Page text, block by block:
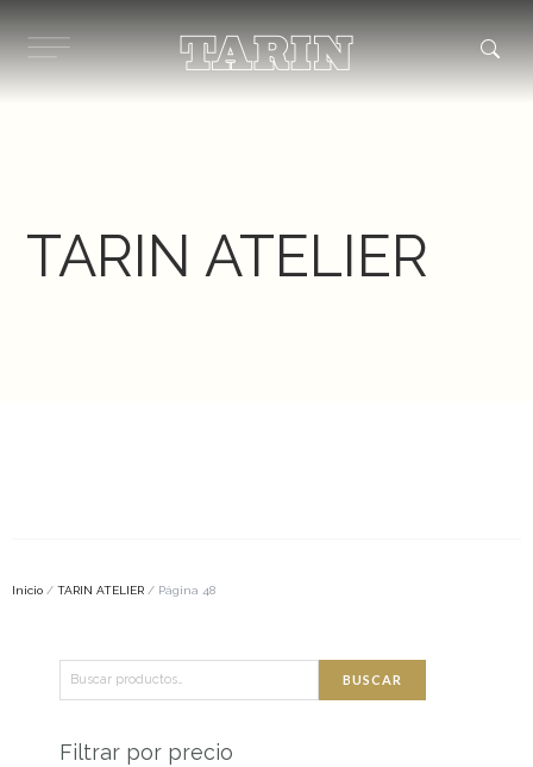
contenido
TARIN ATELIER
Inicio / TARIN ATELIER / Página 48
por:
BUSCAR
Filtrar por precio